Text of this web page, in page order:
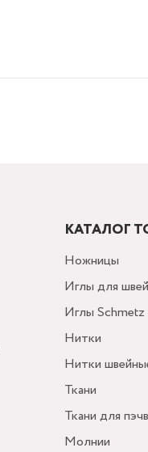
КАТАЛОГ
Ножницы
Иглы для
Иглы Schmetz
Нитки
Нитки
Ткани
Ткани для
Молнии